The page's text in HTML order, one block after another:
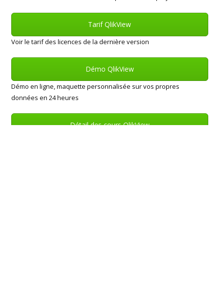
Tarif QlikView
Voir le tarif des licences de la dernière version
Démo QlikView
Démo en ligne, maquette personnalisée sur vos propres
données en 24 heures
Détail des cours QlikView